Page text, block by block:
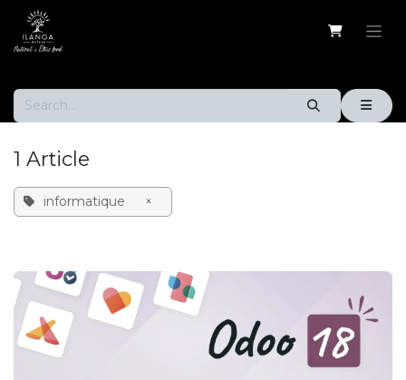
Skip to Content
1 Article
informatique ×